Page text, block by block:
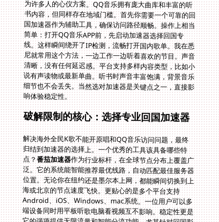
响体验稳定性。
破解限制的核心：选择专业回国加速器
解决海外全民K歌不能开原唱和QQ音乐访问问题，最终
归结到加速器的选择上。一个优秀的工具该具备哪些特
点？番茄加速器作为行业标杆，在全球节点分布上覆盖广
泛。它的系统能智能推荐最优线路，自动匹配最佳服务器
位置。无论你在纽约还是墨尔本上网，都能瞬间切换到上
海或北京的节点速度飞快。更贴心的是多个平台支持
Android、iOS、Windows、mac系统。一位用户可以多
端设备同时用平板听歌电脑看视频互不影响。稳定性更是
它的强项提供无限流量和智能分流功能。尤其针对回国影
音加速、游戏专线做了优化让你独享100M带宽。网速快
不卡顿追剧听书完全流畅。安全方面也令人放心。数据全
程加密保障专线传输，确保个人信息免受窥探。最后售后
实时保障让人心里踏实专业的技术团队随时在线解答疑问